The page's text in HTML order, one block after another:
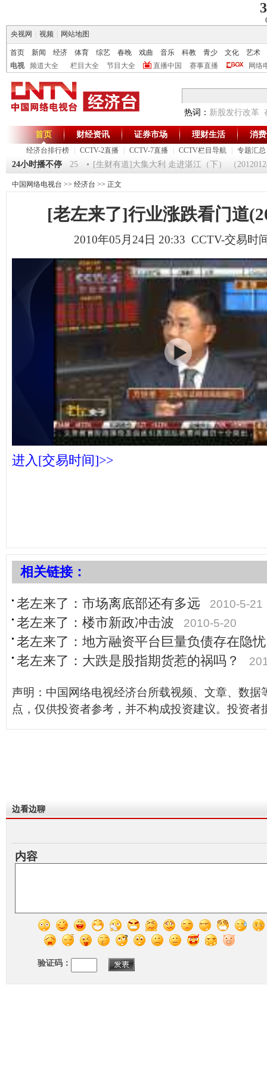
央视网
视频 网站地图
首页 新闻 经济 体育 综艺 春晚 戏曲 音乐 科教 青少 文化
艺术
电视
频道大全 栏目大全 节目大全 直播中国 赛事直播 网络
热词： 新股发行改革
首页
经济台排行榜 CCTV-2直播 CCTV-7直播 CCTV栏目导航 专题汇总
财经资讯 证券市场 理财生活 消
24小时播不停
一时间》 20120125 [生财有道]大集大利 走进湛江（下） （20120124
中国网络电视台 >> 经济台 >> 正文
[老左来了]行业涨跌看门道
2010年05月24日 20:33 CCTV-交易时
进入[交易时间]>>
相关链接：
老左来了：市场离底部还有多远 2010-5-21
老左来了：楼市新政冲击波 2010-5-20
老左来了：地方融资平台巨量负债存在隐忧
老左来了：大跌是股指期货惹的祸吗？
声明：中国网络电视经济台所载视频、文章、数据
点，仅供投资者参考，并不构成投资建议。投资者
边看边聊
内容
验证码：